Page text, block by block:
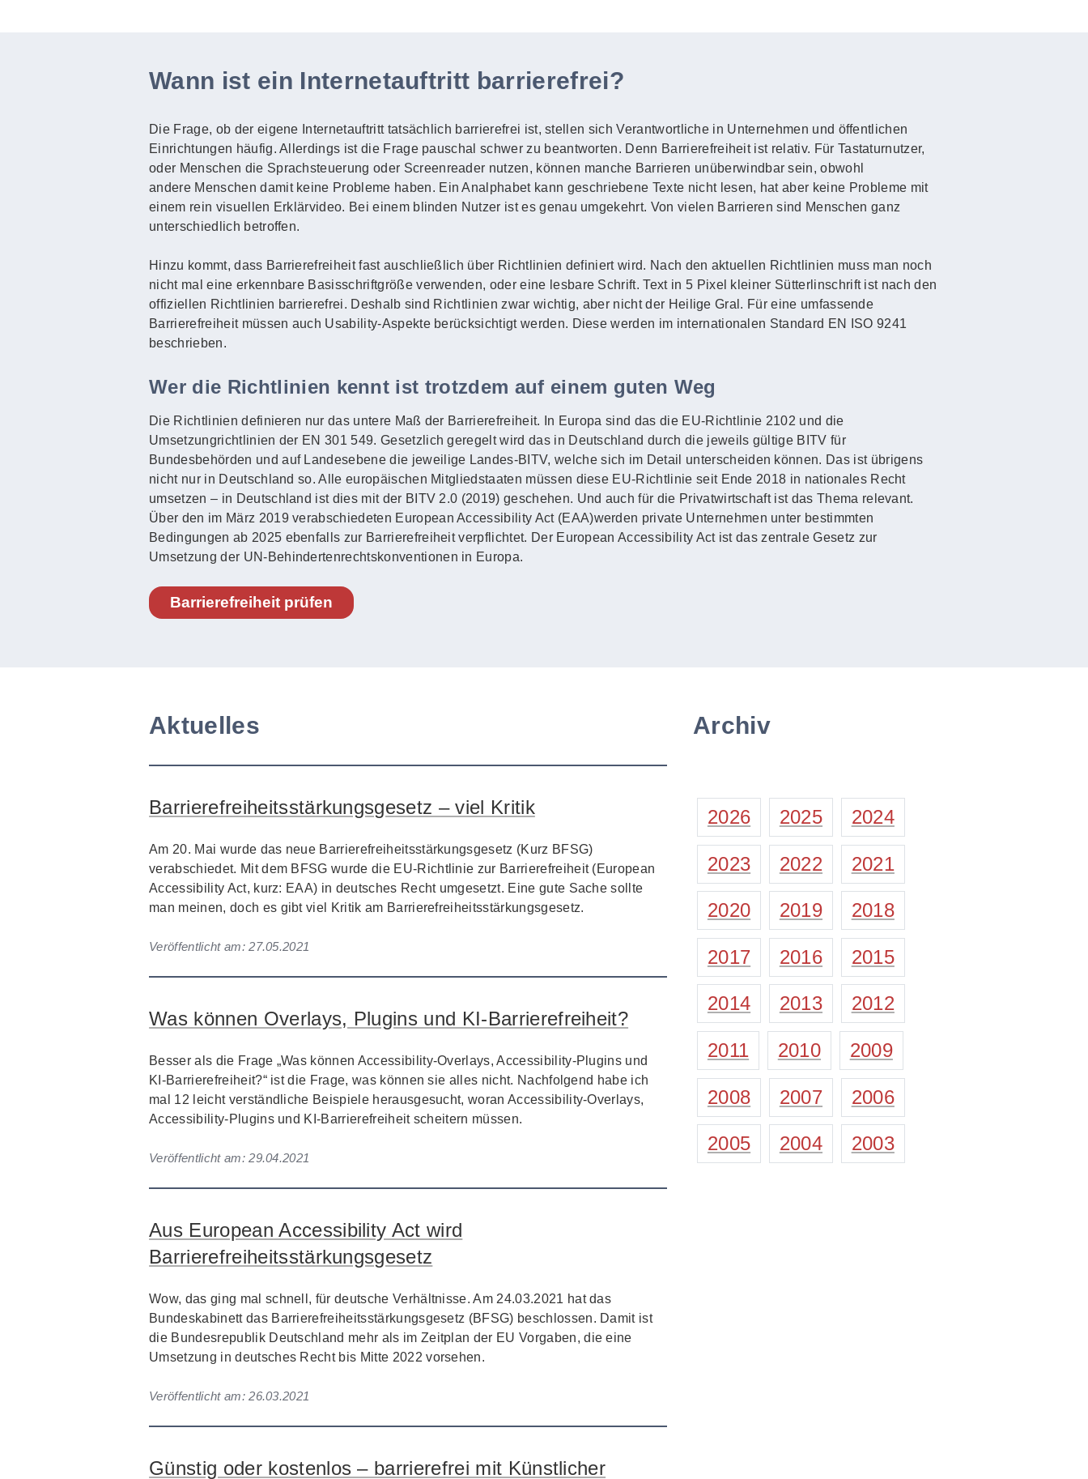
Wann ist ein Internetauftritt barrierefrei?
Die Frage, ob der eigene Internetauftritt tatsächlich barrierefrei ist, stellen sich Verantwortliche in Unternehmen und öffentlichen
Einrichtungen häufig. Allerdings ist die Frage pauschal schwer zu beantworten. Denn Barrierefreiheit ist relativ. Für Tastaturnutzer,
oder Menschen die Sprachsteuerung oder Screenreader nutzen, können manche Barrieren unüberwindbar sein, obwohl
andere Menschen damit keine Probleme haben. Ein Analphabet kann geschriebene Texte nicht lesen, hat aber keine Probleme mit
einem rein visuellen Erklärvideo. Bei einem blinden Nutzer ist es genau umgekehrt. Von vielen Barrieren sind Menschen ganz
unterschiedlich betroffen.
Hinzu kommt, dass Barrierefreiheit fast auschließlich über Richtlinien definiert wird. Nach den aktuellen Richtlinien muss man noch
nicht mal eine erkennbare Basisschriftgröße verwenden, oder eine lesbare Schrift. Text in 5 Pixel kleiner Sütterlinschrift ist nach den
offiziellen Richtlinien barrierefrei. Deshalb sind Richtlinien zwar wichtig, aber nicht der Heilige Gral. Für eine umfassende
Barrierefreiheit müssen auch Usability-Aspekte berücksichtigt werden. Diese werden im internationalen Standard EN ISO 9241
beschrieben.
Wer die Richtlinien kennt ist trotzdem auf einem guten Weg
Die Richtlinien definieren nur das untere Maß der Barrierefreiheit. In Europa sind das die EU-Richtlinie 2102 und die
Umsetzungrichtlinien der EN 301 549. Gesetzlich geregelt wird das in Deutschland durch die jeweils gültige BITV für
Bundesbehörden und auf Landesebene die jeweilige Landes-BITV, welche sich im Detail unterscheiden können. Das ist übrigens
nicht nur in Deutschland so. Alle europäischen Mitgliedstaaten müssen diese EU-Richtlinie seit Ende 2018 in nationales Recht
umsetzen – in Deutschland ist dies mit der BITV 2.0 (2019) geschehen. Und auch für die Privatwirtschaft ist das Thema relevant.
Über den im März 2019 verabschiedeten European Accessibility Act (EAA)werden private Unternehmen unter bestimmten
Bedingungen ab 2025 ebenfalls zur Barrierefreiheit verpflichtet. Der European Accessibility Act ist das zentrale Gesetz zur
Umsetzung der UN-Behindertenrechtskonventionen in Europa.
Barrierefreiheit prüfen
Aktuelles
Barrierefreiheitsstärkungsgesetz – viel Kritik
Am 20. Mai wurde das neue Barrierefreiheitsstärkungsgesetz (Kurz BFSG)
verabschiedet. Mit dem BFSG wurde die EU-Richtlinie zur Barrierefreiheit (European
Accessibility Act, kurz: EAA) in deutsches Recht umgesetzt. Eine gute Sache sollte
man meinen, doch es gibt viel Kritik am Barrierefreiheitsstärkungsgesetz.
Veröffentlicht am:27.05.2021
Was können Overlays, Plugins und KI-Barrierefreiheit?
Besser als die Frage „Was können Accessibility-Overlays, Accessibility-Plugins und
KI-Barrierefreiheit?“ ist die Frage, was können sie alles nicht. Nachfolgend habe ich
mal 12 leicht verständliche Beispiele herausgesucht, woran Accessibility-Overlays,
Accessibility-Plugins und KI-Barrierefreiheit scheitern müssen.
Veröffentlicht am:29.04.2021
Aus European Accessibility Act wird
Barrierefreiheitsstärkungsgesetz
Wow, das ging mal schnell, für deutsche Verhältnisse. Am 24.03.2021 hat das
Bundeskabinett das Barrierefreiheitsstärkungsgesetz (BFSG) beschlossen. Damit ist
die Bundesrepublik Deutschland mehr als im Zeitplan der EU Vorgaben, die eine
Umsetzung in deutsches Recht bis Mitte 2022 vorsehen.
Veröffentlicht am:26.03.2021
Günstig oder kostenlos – barrierefrei mit Künstlicher
Archiv
2026 2025 2024
2023 2022 2021
2020 2019 2018
2017 2016 2015
2014 2013 2012
2011 2010 2009
2008 2007 2006
2005 2004 2003